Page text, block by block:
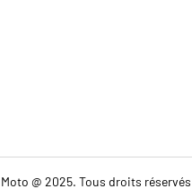
@ 2025. Tous droits réservés